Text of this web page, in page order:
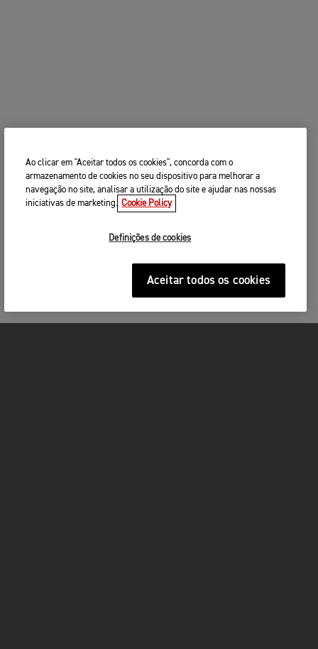
Ao clicar em "Aceitar todos os cookies", concorda com o
armazenamento de cookies no seu dispositivo para melhorar a
navegação no site, analisar a utilização do site e ajudar nas nossas
iniciativas de marketing. Cookie Policy
Definições de cookies
Aceitar todos os cookies